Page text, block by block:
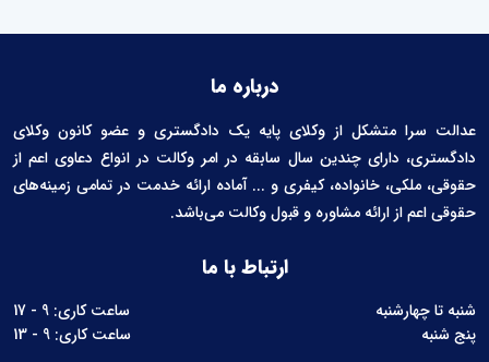
درباره ما
عدالت سرا متشکل از وکلای پایه یک دادگستری و عضو کانون وکلای
دادگستری، دارای چندین سال سابقه در امر وکالت در انواع دعاوی اعم از
حقوقی، ملکی، خانواده، کیفری و ... آماده ارائه خدمت در تمامی زمینه‌های
حقوقی اعم از ارائه مشاوره و قبول وکالت می‌باشد.
ارتباط با ما
شنبه تا چهارشنبه
ساعت کاری: 9 - 17
پنج شنبه
ساعت کاری: 9 - 13